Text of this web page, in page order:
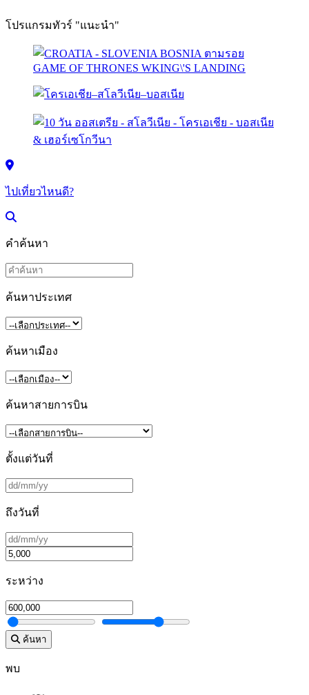
โปรแกรมทัวร์ "แนะนำ"
ไปเที่ยวไหนดี?
คำค้นหา
ค้นหาประเทศ
ค้นหาเมือง
ค้นหาสายการบิน
ตั้งแต่วันที่
ถึงวันที่
ระหว่าง
ค้นหา
พบ